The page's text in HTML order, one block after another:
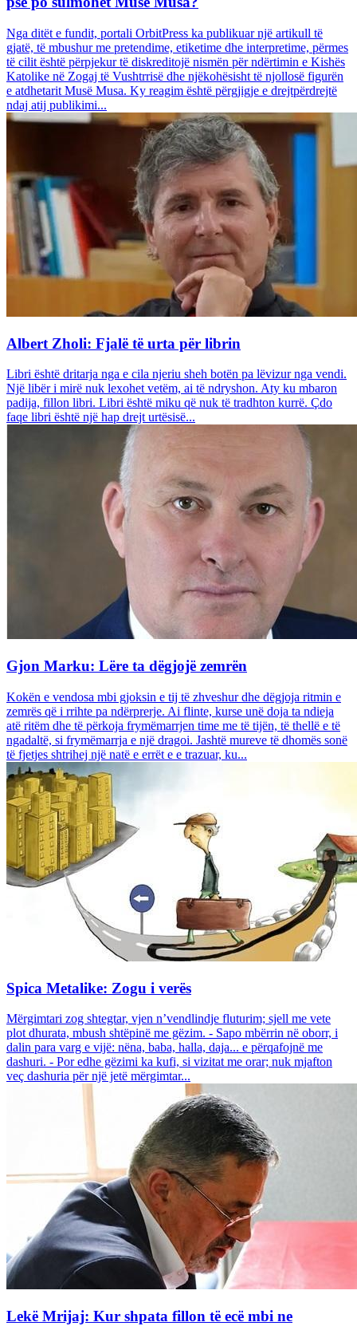
Nga ditët e fundit, portali OrbitPress ka publikuar një artikull të
gjatë, të mbushur me pretendime, etiketime dhe interpretime, përmes
të cilit është përpjekur të diskreditojë nismën për ndërtimin e Kishës
Katolike në Zogaj të Vushtrrisë dhe njëkohësisht të njollosë figurën
e atdhetarit Musë Musa. Ky reagim është përgjigje e drejtpërdrejtë
ndaj atij publikimi...
Albert Zholi: Fjalë të urta për librin
Libri është dritarja nga e cila njeriu sheh botën pa lëvizur nga vendi.
Një libër i mirë nuk lexohet vetëm, ai të ndryshon. Aty ku mbaron
padija, fillon libri. Libri është miku që nuk të tradhton kurrë. Çdo
faqe libri është një hap drejt urtësisë...
Gjon Marku: Lëre ta dëgjojë zemrën
Kokën e vendosa mbi gjoksin e tij të zhveshur dhe dëgjoja ritmin e
zemrës që i rrihte pa ndërprerje. Ai flinte, kurse unë doja ta ndieja
atë ritëm dhe të përkoja frymëmarrjen time me të tijën, të thellë e të
ngadaltë, si frymëmarrja e një dragoi. Jashtë mureve të dhomës sonë
të fjetjes shtrihej një natë e errët e e trazuar, ku...
Spica Metalike: Zogu i verës
Mërgimtari zog shtegtar, vjen n’vendlindje fluturim; sjell me vete
plot dhurata, mbush shtëpinë me gëzim. - Sapo mbërrin në oborr, i
dalin para varg e vijë: nëna, baba, halla, daja... e përqafojnë me
dashuri. - Por edhe gëzimi ka kufi, si vizitat me orar; nuk mjafton
veç dashuria për një jetë mërgimtar...
Lekë Mrijaj: Kur shpata fillon të ecë mbi ne